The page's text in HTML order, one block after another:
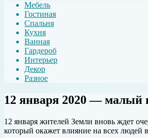
Мебель
Гостиная
Спальня
Кухня
Ванная
Гардероб
Интерьер
Декор
Разное
12 января 2020 — малый
12 января жителей Земли вновь ждет
который окажет влияние на всех людей